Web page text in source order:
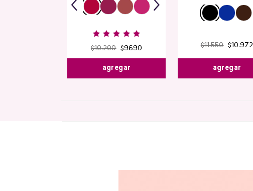
$10.200 $9690
agregar
$11.550 $10.972
agregar